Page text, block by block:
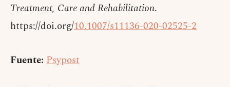
Treatment, Care and Rehabilitation.
https://doi.org/10.1007/s11136-020-02525-2
Fuente: Psypost